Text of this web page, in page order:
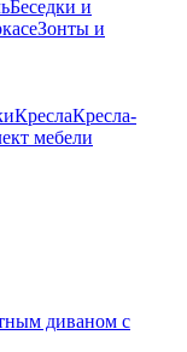
Беседки и
Зонты и
КреслаКресла-
мебели